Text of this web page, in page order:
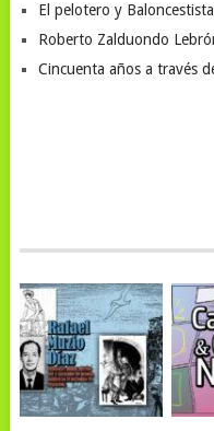
El pelotero y
Roberto Zalduondo
Cincuenta años a través